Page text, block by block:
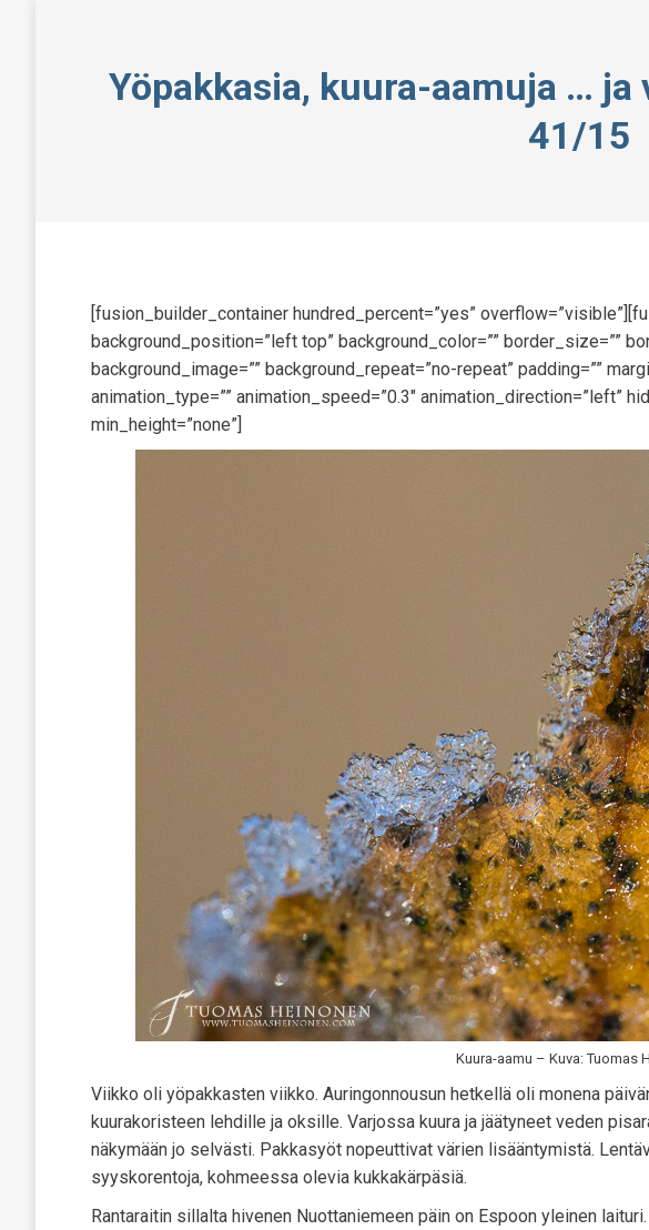
Yöpakkasia, kuura-aamuja …
41/15
[fusion_builder_container hundred_percent=”yes”
background_position=”left top” background_color=”” border_size=””
background_image=”” background_repeat=”no-repeat” padding=””
animation_type=”” animation_speed=”0.3″ animation_direction=”left”
min_height=”none”]
Kuura-aamu – Kuva: Tuomas
Viikko oli yöpakkasten viikko. Auringonnousun hetkellä oli monena
kuurakoristeen lehdille ja oksille. Varjossa kuura ja jäätyneet veden
näkymään jo selvästi. Pakkasyöt nopeuttivat värien lisääntymistä.
syyskorentoja, kohmeessa olevia kukkakärpäsiä.
Rantaraitin sillalta hivenen Nuottaniemeen päin on Espoon yleinen